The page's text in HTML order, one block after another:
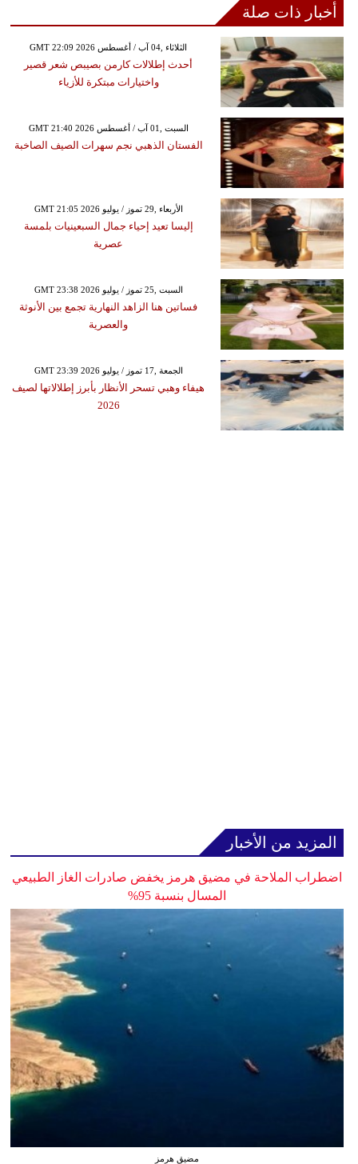
أخبار ذات صلة
GMT 22:09 2026 الثلاثاء ,04 آب / أغسطس
أحدث إطلالات كارمن بصيبص شعر قصير
واختيارات مبتكرة للأزياء
GMT 21:40 2026 السبت ,01 آب / أغسطس
الفستان الذهبي نجم سهرات الصيف الصاخبة
GMT 21:05 2026 الأربعاء ,29 تموز / يوليو
إليسا تعيد إحياء جمال السبعينيات بلمسة
عصرية
GMT 23:38 2026 السبت ,25 تموز / يوليو
فساتين هنا الزاهد النهارية تجمع بين الأنوثة
والعصرية
GMT 23:39 2026 الجمعة ,17 تموز / يوليو
هيفاء وهبي تسحر الأنظار بأبرز إطلالاتها لصيف
2026
المزيد من الأخبار
اضطراب الملاحة في مضيق هرمز يخفض صادرات الغاز الطبيعي
المسال بنسبة 95%
مضيق هرمز